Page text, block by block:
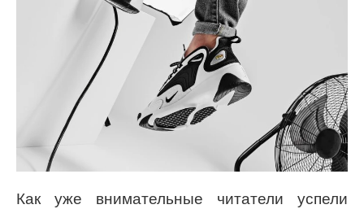
Как уже внимательные читатели успели